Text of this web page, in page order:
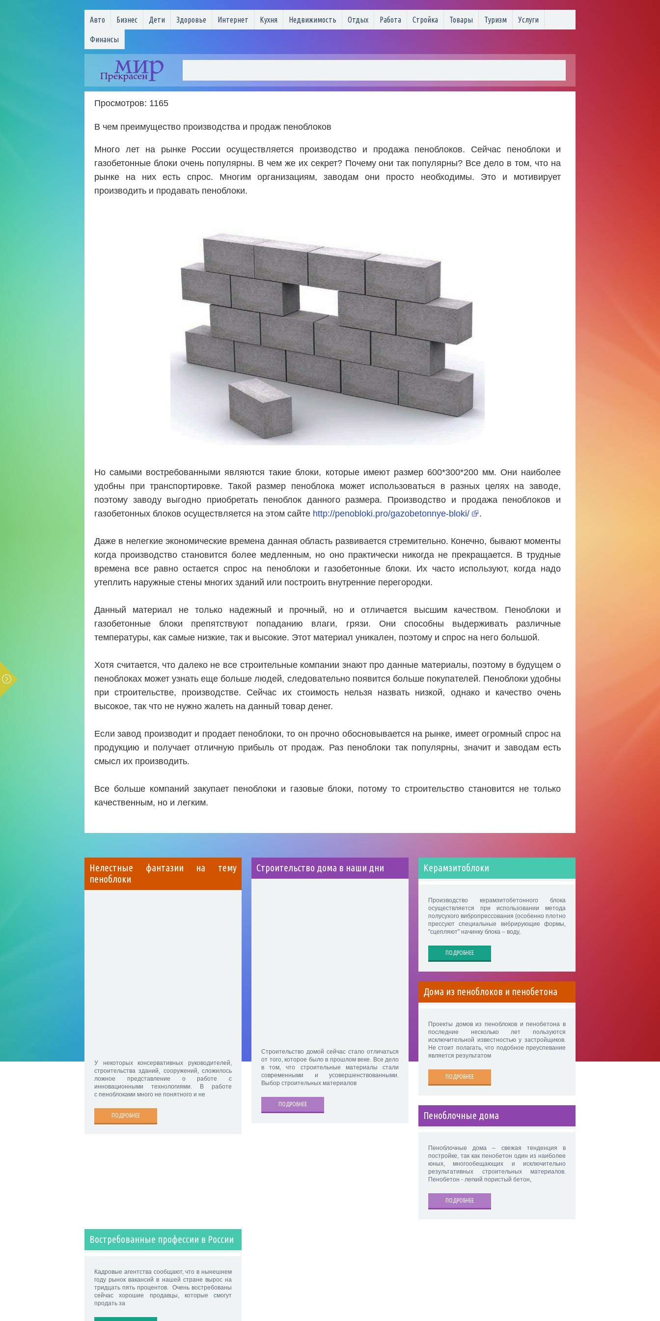
Авто Бизнес Дети Здоровье Интернет Кухня Недвижимость Отдых Работа Стройка Товары Туризм Услуги
Финансы
Просмотров: 1165
В чем преимущество производства и продаж пеноблоков
Много лет на рынке России осуществляется производство и продажа пеноблоков. Сейчас пеноблоки и
газобетонные блоки очень популярны. В чем же их секрет? Почему они так популярны? Все дело в том, что на
рынке на них есть спрос. Многим организациям, заводам они просто необходимы. Это и мотивирует
производить и продавать пеноблоки.
Но самыми востребованными являются такие блоки, которые имеют размер 600*300*200 мм. Они наиболее
удобны при транспортировке. Такой размер пеноблока может использоваться в разных целях на заводе,
поэтому заводу выгодно приобретать пеноблок данного размера. Производство и продажа пеноблоков и
газобетонных блоков осуществляется на этом сайте http://penobloki.pro/gazobetonnye-bloki/ .
Даже в нелегкие экономические времена данная область развивается стремительно. Конечно, бывают моменты
когда производство становится более медленным, но оно практически никогда не прекращается. В трудные
времена все равно остается спрос на пеноблоки и газобетонные блоки. Их часто используют, когда надо
утеплить наружные стены многих зданий или построить внутренние перегородки.
Данный материал не только надежный и прочный, но и отличается высшим качеством. Пеноблоки и
газобетонные блоки препятствуют попаданию влаги, грязи. Они способны выдерживать различные
температуры, как самые низкие, так и высокие. Этот материал уникален, поэтому и спрос на него большой.
Хотя считается, что далеко не все строительные компании знают про данные материалы, поэтому в будущем о
пеноблоках может узнать еще больше людей, следовательно появится больше покупателей. Пеноблоки удобны
при строительстве, производстве. Сейчас их стоимость нельзя назвать низкой, однако и качество очень
высокое, так что не нужно жалеть на данный товар денег.
Если завод производит и продает пеноблоки, то он прочно обосновывается на рынке, имеет огромный спрос на
продукцию и получает отличную прибыль от продаж. Раз пеноблоки так популярны, значит и заводам есть
смысл их производить.
Все больше компаний закупает пеноблоки и газовые блоки, потому то строительство становится не только
качественным, но и легким.
Нелестные фантазии на тему
пеноблоки
У некоторых консервативных руководителей,
строительства зданий, сооружений, сложилось
ложное представление о работе с
инновационными технологиями. В работе
с пеноблоками много не понятного и не
ПОДРОБНЕЕ
Строительство дома в наши дни
Строительство домой сейчас стало отличаться
от того, которое было в прошлом веке. Все дело
в том, что строительные материалы стали
современными и усовершенствованными.
Выбор строительных материалов
ПОДРОБНЕЕ
Керамзитоблоки
Производство керамзитобетонного блока
осуществляется при использовании метода
полусухого вибропрессования (особенно плотно
прессуют специальные вибрирующие формы,
"сцепляют" начинку блока – воду,
ПОДРОБНЕЕ
Дома из пеноблоков и пенобетона
Проекты домов из пеноблоков и пенобетона в
последние несколько лет пользуются
исключительной известностью у застройщиков.
Не стоит полагать, что подобное преуспевание
является результатом
ПОДРОБНЕЕ
Пеноблочные дома
Пеноблочные дома – свежая тенденция в
постройке, так как пенобетон один из наиболее
юных, многообещающих и исключительно
результативных строительных материалов.
Пенобетон - легкий пористый бетон,
ПОДРОБНЕЕ
Востребованные профессии в России
Кадровые агентства сообщают, что в нынешнем
году рынок вакансий в нашей стране вырос на
тридцать пять процентов. Очень востребованы
сейчас хорошие продавцы, которые смогут
продать за